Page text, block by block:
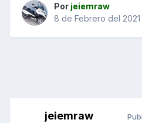
Por jeiemraw
8 de Febrero del 2021
jeiemraw